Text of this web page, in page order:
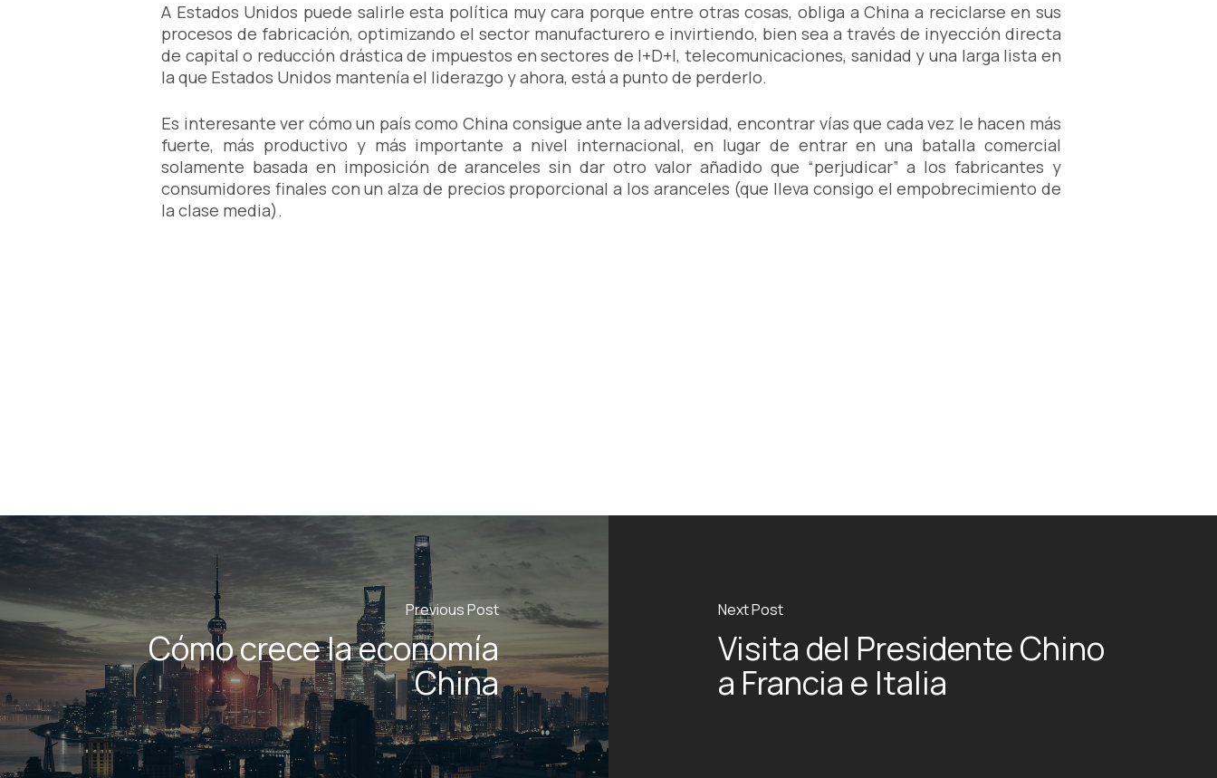
A Estados Unidos puede salirle esta política muy cara porque entre otras cosas, obliga a China a reciclarse en sus
procesos de fabricación, optimizando el sector manufacturero e invirtiendo, bien sea a través de inyección directa
de capital o reducción drástica de impuestos en sectores de I+D+I, telecomunicaciones, sanidad y una larga lista en
la que Estados Unidos mantenía el liderazgo y ahora, está a punto de perderlo.
Es interesante ver cómo un país como China consigue ante la adversidad, encontrar vías que cada vez le hacen más
fuerte, más productivo y más importante a nivel internacional, en lugar de entrar en una batalla comercial
solamente basada en imposición de aranceles sin dar otro valor añadido que “perjudicar” a los fabricantes y
consumidores finales con un alza de precios proporcional a los aranceles (que lleva consigo el empobrecimiento de
la clase media).
Previous Post
Cómo crece la economía
China
Next Post
Visita del Presidente Chino
a Francia e Italia